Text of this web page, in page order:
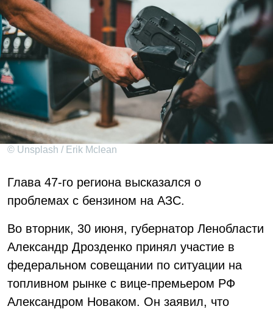
© Unsplash / Erik Mclean
Глава 47-го региона высказался о
проблемах с бензином на АЗС.
Во вторник, 30 июня, губернатор Ленобласти
Александр Дрозденко принял участие в
федеральном совещании по ситуации на
топливном рынке с вице-премьером РФ
Александром Новаком. Он заявил, что